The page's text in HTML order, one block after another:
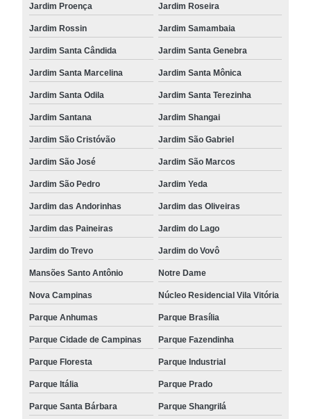
Jardim Proença Jardim Roseira
Jardim Rossin Jardim Samambaia
Jardim Santa Cândida Jardim Santa Genebra
Jardim Santa Marcelina Jardim Santa Mônica
Jardim Santa Odila Jardim Santa Terezinha
Jardim Santana Jardim Shangai
Jardim São Cristóvão Jardim São Gabriel
Jardim São José Jardim São Marcos
Jardim São Pedro Jardim Yeda
Jardim das Andorinhas Jardim das Oliveiras
Jardim das Paineiras Jardim do Lago
Jardim do Trevo Jardim do Vovô
Mansões Santo Antônio Notre Dame
Nova Campinas Núcleo Residencial Vila Vitória
Parque Anhumas Parque Brasília
Parque Cidade de Campinas Parque Fazendinha
Parque Floresta Parque Industrial
Parque Itália Parque Prado
Parque Santa Bárbara Parque Shangrilá